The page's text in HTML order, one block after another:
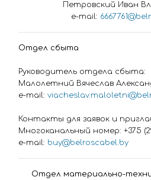
Петровский Иван
e-mail:
Отдел сбыта
Руководитель отдела сбыта:
Малолетний Вячеслав
e-mail:
Контакты для заявок и
Многоканальный номер: +375
e-mail: buy@belroscabel.by
Отдел материально-